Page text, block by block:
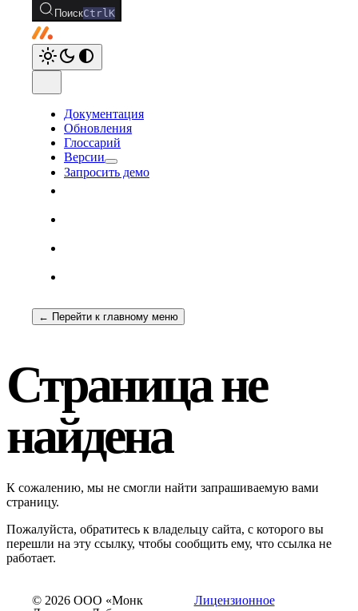
ПоискCtrlK
Документация
Обновления
Глоссарий
Версии
Запросить демо
← Перейти к главному меню
Страница не
найдена
К сожалению, мы не смогли найти запрашиваемую вами
страницу.
Пожалуйста, обратитесь к владельцу сайта, с которого вы
перешли на эту ссылку, чтобы сообщить ему, что ссылка не
работает.
Лицензионное
© 2026 ООО «Монк